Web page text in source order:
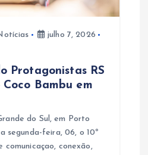
julho 7, 2026
Protagonistas RS
Bambu em
do Sul, em Porto
segunda-feira, 06, o 10º
comunicaçao, conexão,